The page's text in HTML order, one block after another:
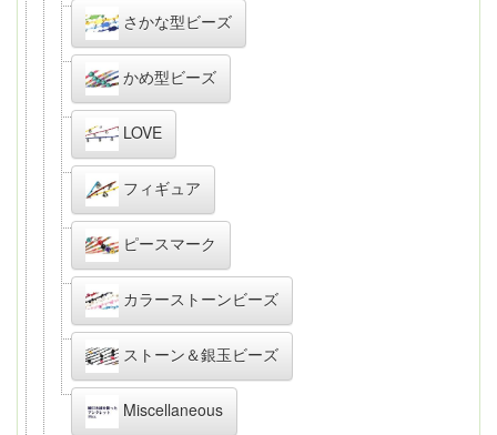
さかな型ビーズ
かめ型ビーズ
LOVE
フィギュア
ピースマーク
カラーストーンビーズ
ストーン＆銀玉ビーズ
Miscellaneous